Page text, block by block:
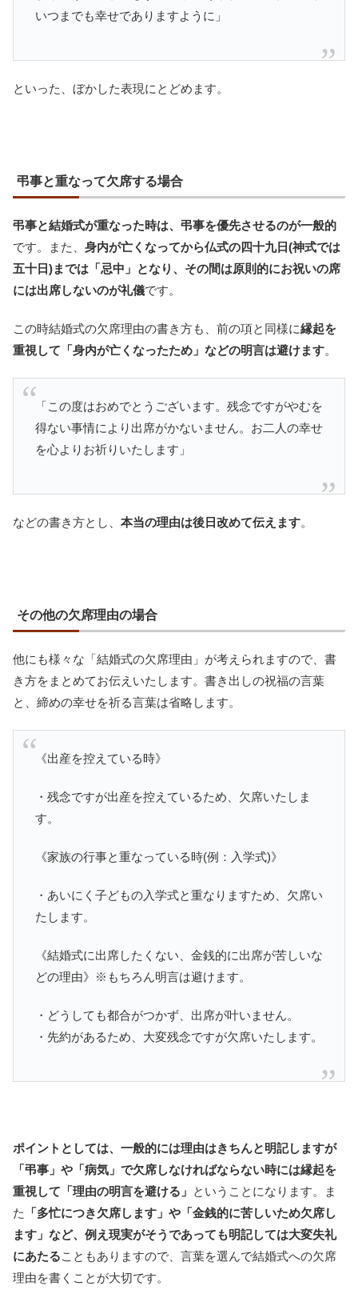
いつまでも幸せでありますように」
といった、ぼかした表現にとどめます。
弔事と重なって欠席する場合
弔事と結婚式が重なった時は、弔事を優先させるのが一般的
です。また、 身内が亡くなってから仏式の四十九日(神式では
五十日)までは「忌中」となり、その間は原則的にお祝いの席
には出席しないのが礼儀です。
この時結婚式の欠席理由の書き方も、前の項と同様に縁起を
重視して「身内が亡くなったため」などの明言は避けます。
「この度はおめでとうございます。残念ですがやむを
得ない事情により出席がかないません。お二人の幸せ
を心よりお祈りいたします」
などの書き方とし、 本当の理由は後日改めて伝えます。
その他の欠席理由の場合
他にも様々な「結婚式の欠席理由」が考えられますので、書
き方をまとめてお伝えいたします。書き出しの祝福の言葉
と、締めの幸せを祈る言葉は省略します。
《出産を控えている時》
・残念ですが出産を控えているため、欠席いたしま
す。
《家族の行事と重なっている時(例：入学式)》
・あいにく子どもの入学式と重なりますため、欠席い
たします。
《結婚式に出席したくない、金銭的に出席が苦しいな
どの理由》※もちろん明言は避けます。
・どうしても都合がつかず、出席が叶いません。
・先約があるため、大変残念ですが欠席いたします。
ポイントとしては、一般的には理由はきちんと明記しますが
「弔事」や「病気」で欠席しなければならない時には縁起を
重視して「理由の明言を避ける」 ということになります。ま
た
「多忙につき欠席します」や「金銭的に苦しいため欠席し
ます」など、例え現実がそうであっても明記しては大変失礼
にあたることもありますので、言葉を選んで結婚式への欠席
理由を書くことが大切です。